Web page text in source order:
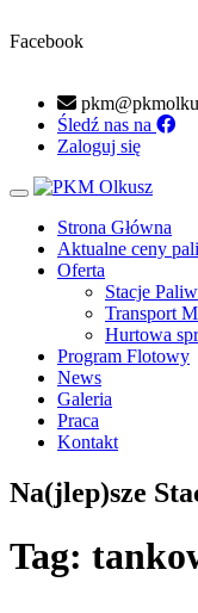
Facebook
Śledź nas na
Zaloguj się
Toggle navigation
Strona Główna
Aktualne ceny
Oferta
Stacje Paliw
Transport
Hurtowa
Program Flotowy
News
Galeria
Praca
Kontakt
Na(jlep)sze
Tag: